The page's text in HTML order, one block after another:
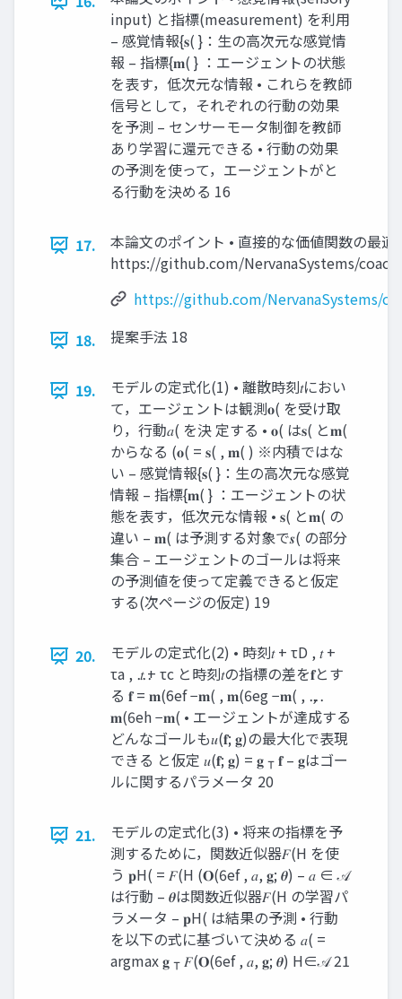
input) と指標(measurement) を利⽤
– 感覚情報{𝐬( }：⽣の⾼次元な感覚情
報 – 指標{𝐦( } ：エージェントの状態
を表す，低次元な情報 • これらを教師
信号として，それぞれの⾏動の効果
を予測 – センサーモータ制御を教師
あり学習に還元できる • ⾏動の効果
の予測を使って，エージェントがと
る⾏動を決める 16
17.
本論⽂のポイント • 直接的な価値関数の最
https://github.com/NervanaSystems/
https://github.com/NervanaSystems/
18.
提案⼿法 18
19.
モデルの定式化(1) • 離散時刻𝑡におい
て，エージェントは観測𝐨( を受け取
り，⾏動𝑎( を決 定する • 𝐨( は𝐬( と𝐦(
からなる (𝐨( = 𝐬( , 𝐦( ) ※内積ではな
い – 感覚情報{𝐬( }：⽣の⾼次元な感覚
情報 – 指標{𝐦( } ：エージェントの状
態を表す，低次元な情報 • 𝐬( と𝐦( の
違い – 𝐦( は予測する対象で𝒔( の部分
集合 – エージェントのゴールは将来
の予測値を使って定義できると仮定
する(次ページの仮定) 19
20.
モデルの定式化(2) • 時刻𝑡 + τD , 𝑡 +
τa , ⋯ 𝑡 + τc と時刻𝑡の指標の差を𝐟とす
る 𝐟 = 𝐦(6ef −𝐦( , 𝐦(6eg −𝐦( , ⋯ ,
𝐦(6eh −𝐦( • エージェントが達成する
どんなゴールも𝑢(𝐟; 𝐠)の最⼤化で表現
できる と仮定 𝑢(𝐟; 𝐠) = 𝐠 ⊺ 𝐟 – 𝐠はゴー
ルに関するパラメータ 20
21.
モデルの定式化(3) • 将来の指標を予
測するために，関数近似器𝐹(H を使
う 𝐩H( = 𝐹(H (𝐎(6ef , 𝑎, 𝐠; 𝜽) – 𝑎 ∈ 𝒜
は⾏動 – 𝜽は関数近似器𝐹(H の学習パ
ラメータ – 𝐩H( は結果の予測 • ⾏動
を以下の式に基づいて決める 𝑎( =
argmax 𝐠 ⊺ 𝐹(𝐎(6ef , 𝑎, 𝐠; 𝜽) H∈𝒜 21